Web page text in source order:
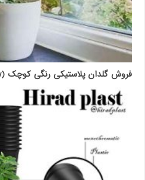
فروش گلدان پلاستیکی رنگی کوچک (New) + عکس